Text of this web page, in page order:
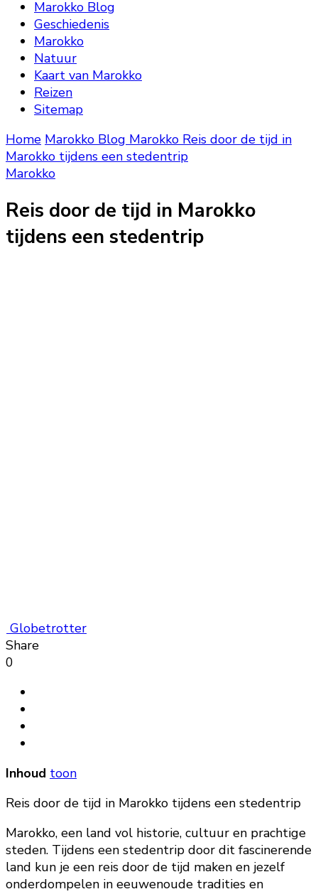
Marokko Blog
Geschiedenis
Marokko
Natuur
Kaart van Marokko
Reizen
Sitemap
Home Marokko Blog Marokko Reis door de tijd in
Marokko tijdens een stedentrip
Marokko
Reis door de tijd in Marokko
tijdens een stedentrip
Globetrotter
Share
0
Inhoud toon
Reis door de tijd in Marokko tijdens een stedentrip
Marokko, een land vol historie, cultuur en prachtige
steden. Tijdens een stedentrip door dit fascinerende
land kun je een reis door de tijd maken en jezelf
onderdompelen in eeuwenoude tradities en